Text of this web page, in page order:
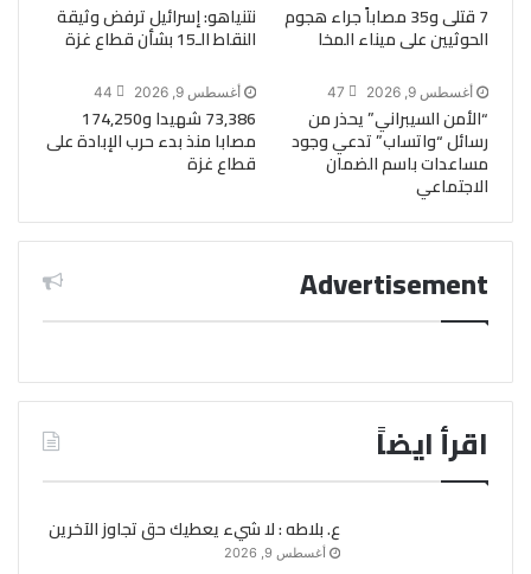
7 قتلى و35 مصاباً جراء هجوم
الحوثيين على ميناء المخا
نتنياهو: إسرائيل ترفض وثيقة
النقاط الـ15 بشأن قطاع غزة
أغسطس 9, 2026 47
“الأمن السيبراني” يحذر من
رسائل “واتساب” تدعي وجود
مساعدات باسم الضمان
الاجتماعي
أغسطس 9, 2026 44
73,386 شهيدا و174,250
مصابا منذ بدء حرب الإبادة على
قطاع غزة
Advertisement
اقرأ ايضاً
ع. بلاطه : لا شيء يعطيك حق تجاوز الآخرين
أغسطس 9, 2026